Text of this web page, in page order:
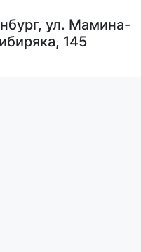
ул. Мамина-
145